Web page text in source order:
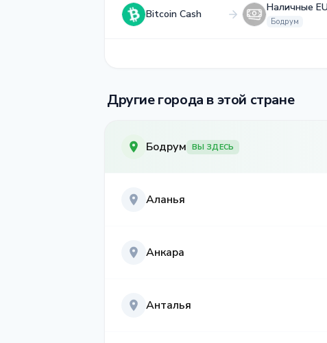
Bitcoin Cash
Наличные
Бодрум
Другие города в этой стране
Бодрум ВЫ ЗДЕСЬ
Аланья
Анкара
Анталья